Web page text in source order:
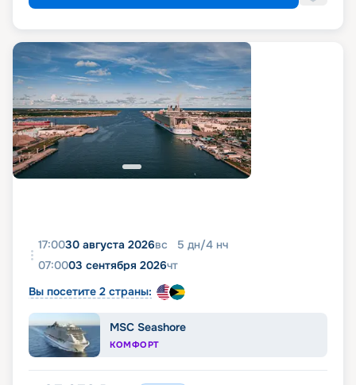
17:0030 августа 2026вс 5 дн/4 нч
07:0003 сентября 2026чт
Вы посетите 2 страны:
MSC Seashore
КОМФОРТ